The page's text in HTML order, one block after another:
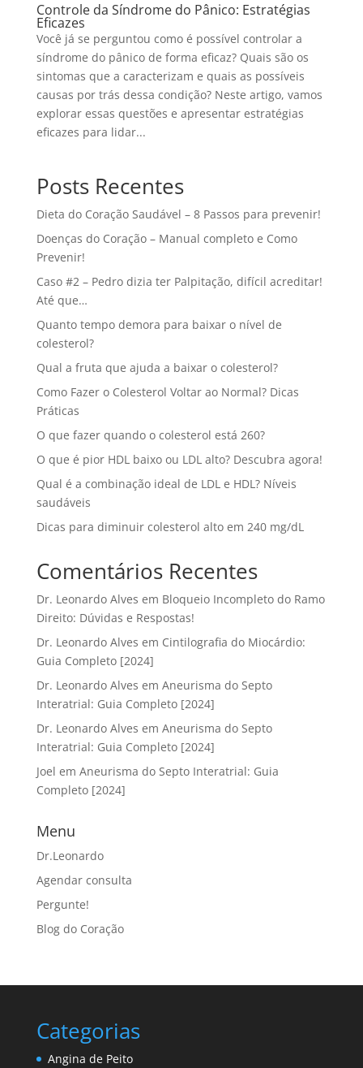
Controle da Síndrome do Pânico: Estratégias
Eficazes
Você já se perguntou como é possível controlar a
síndrome do pânico de forma eficaz? Quais são os
sintomas que a caracterizam e quais as possíveis
causas por trás dessa condição? Neste artigo, vamos
explorar essas questões e apresentar estratégias
eficazes para lidar...
Posts Recentes
Dieta do Coração Saudável – 8 Passos para prevenir!
Doenças do Coração – Manual completo e Como
Prevenir!
Caso #2 – Pedro dizia ter Palpitação, difícil acreditar!
Até que…
Quanto tempo demora para baixar o nível de
colesterol?
Qual a fruta que ajuda a baixar o colesterol?
Como Fazer o Colesterol Voltar ao Normal? Dicas
Práticas
O que fazer quando o colesterol está 260?
O que é pior HDL baixo ou LDL alto? Descubra agora!
Qual é a combinação ideal de LDL e HDL? Níveis
saudáveis
Dicas para diminuir colesterol alto em 240 mg/dL
Comentários Recentes
Dr. Leonardo Alves em Bloqueio Incompleto do Ramo
Direito: Dúvidas e Respostas!
Dr. Leonardo Alves em Cintilografia do Miocárdio:
Guia Completo [2024]
Dr. Leonardo Alves em Aneurisma do Septo
Interatrial: Guia Completo [2024]
Dr. Leonardo Alves em Aneurisma do Septo
Interatrial: Guia Completo [2024]
Joel em Aneurisma do Septo Interatrial: Guia
Completo [2024]
Menu
Dr.Leonardo
Agendar consulta
Pergunte!
Blog do Coração
Categorias
Angina de Peito